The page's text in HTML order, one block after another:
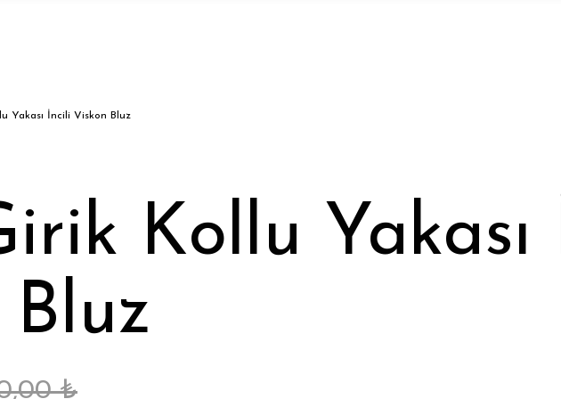
Yakası İncili Viskon Bluz
Kollu Yakası
₺